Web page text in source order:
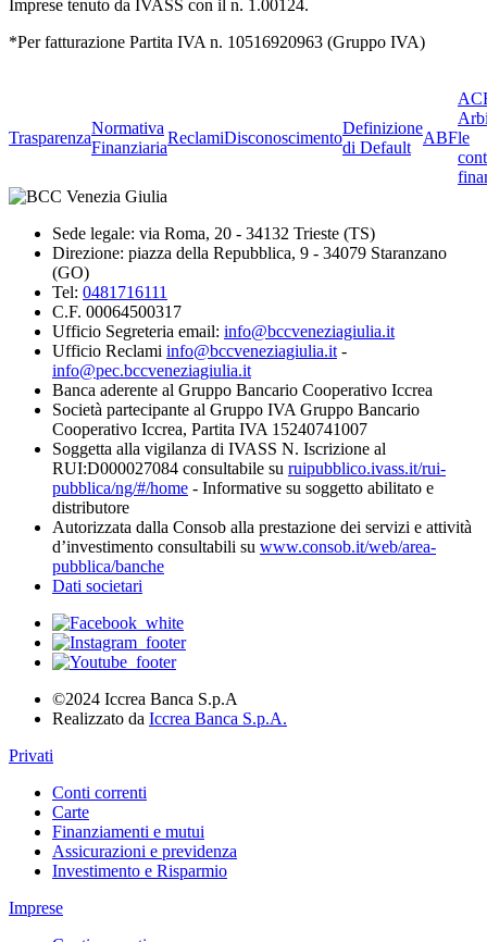
Imprese tenuto da IVASS con il n. 1.00124.
*Per fatturazione Partita IVA n. 10516920963 (Gruppo IVA)
Trasparenza
Normativa
Finanziaria
ReclamiDisconoscimento
Definizione
di Default
ABFle
Sede legale: via Roma, 20 - 34132 Trieste (TS)
Direzione: piazza della Repubblica, 9 - 34079 Staranzano
(GO)
Tel: 0481716111
C.F. 00064500317
Ufficio Segreteria email: info@bccveneziagiulia.it
Ufficio Reclami info@bccveneziagiulia.it -
info@pec.bccveneziagiulia.it
Banca aderente al Gruppo Bancario Cooperativo Iccrea
Società partecipante al Gruppo IVA Gruppo Bancario
Cooperativo Iccrea, Partita IVA 15240741007
Soggetta alla vigilanza di IVASS N. Iscrizione al
RUI:D000027084 consultabile su ruipubblico.ivass.it/rui-
pubblica/ng/#/home - Informative su soggetto abilitato e
distributore
Autorizzata dalla Consob alla prestazione dei servizi e attività
d’investimento consultabili su www.consob.it/web/area-
pubblica/banche
Dati societari
©2024 Iccrea Banca S.p.A
Realizzato da Iccrea Banca S.p.A.
Privati
Conti correnti
Carte
Finanziamenti e mutui
Assicurazioni e previdenza
Investimento e Risparmio
Imprese